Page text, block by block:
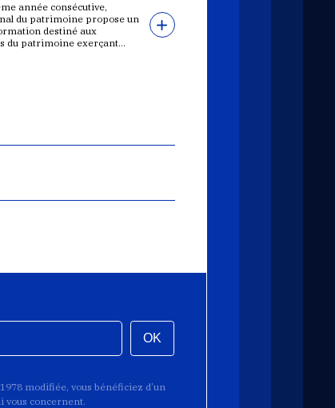
année consécutive,
du patrimoine propose un
destiné aux
du patrimoine exerçant…
OK
modifiée, vous bénéficiez d’un
vous concernent.